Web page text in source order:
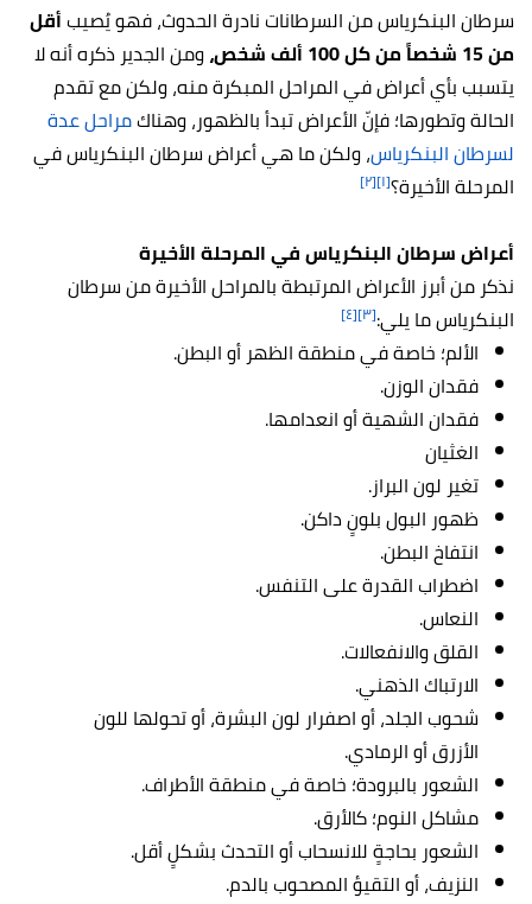
سرطان البنكرياس من السرطانات نادرة الحدوث، فهو يُصيبأقل
من 15 شخصاً من كل 100 ألف شخص،
ومن الجدير ذكره أنه لا
يتسبب بأي أعراض في المراحل المبكرة منه، ولكن مع تقدم
الحالة وتطورها؛ فإنّ الأعراض تبدأ بالظهور، وهناكمراحل عدة
لسرطان البنكرياس، ولكن ما هي أعراض سرطان البنكرياس في
المرحلة الأخيرة؟[١] [٢]
أعراض سرطان البنكرياس في المرحلة الأخيرة
نذكر من أبرز الأعراض المرتبطة بالمراحل الأخيرة من سرطان
البنكرياس ما يلي:[٣] [٤]
الألم؛ خاصة في منطقة الظهر أو البطن.
فقدان الوزن.
فقدان الشهية أو انعدامها.
الغثيان
تغير لون البراز.
ظهور البول بلونٍ داكن.
انتفاخ البطن.
اضطراب القدرة على التنفس.
النعاس.
القلق والانفعالات.
الارتباك الذهني.
شحوب الجلد، أو اصفرار لون البشرة، أو تحولها للون
الأزرق أو الرمادي.
الشعور بالبرودة؛ خاصة في منطقة الأطراف.
مشاكل النوم؛ كالأرق.
الشعور بحاجةٍ للانسحاب أو التحدث بشكلٍ أقل.
النزيف، أو التقيؤ المصحوب بالدم.